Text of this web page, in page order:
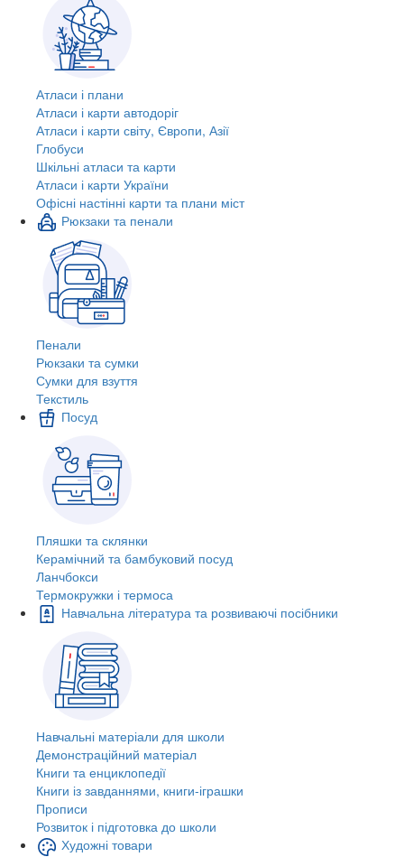
Атласи і плани
Атласи і карти автодоріг
Атласи і карти світу, Європи, Азії
Глобуси
Шкільні атласи та карти
Атласи і карти України
Офісні настінні карти та плани міст
Рюкзаки та пенали
Пенали
Рюкзаки та сумки
Сумки для взуття
Текстиль
Посуд
Пляшки та склянки
Керамічний та бамбуковий посуд
Ланчбокси
Термокружки і термоса
Навчальна література та розвиваючі посібники
Навчальні матеріали для школи
Демонстраційний матеріал
Книги та енциклопедії
Книги із завданнями, книги-іграшки
Прописи
Розвиток і підготовка до школи
Художні товари